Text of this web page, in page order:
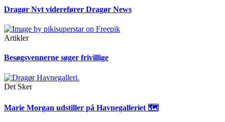
Dragør Nyt viderefører Dragør News
Artikler
Besøgsvennerne søger frivillige
Det Sker
Marie Morgan udstiller på Havnegalleriet 🗺